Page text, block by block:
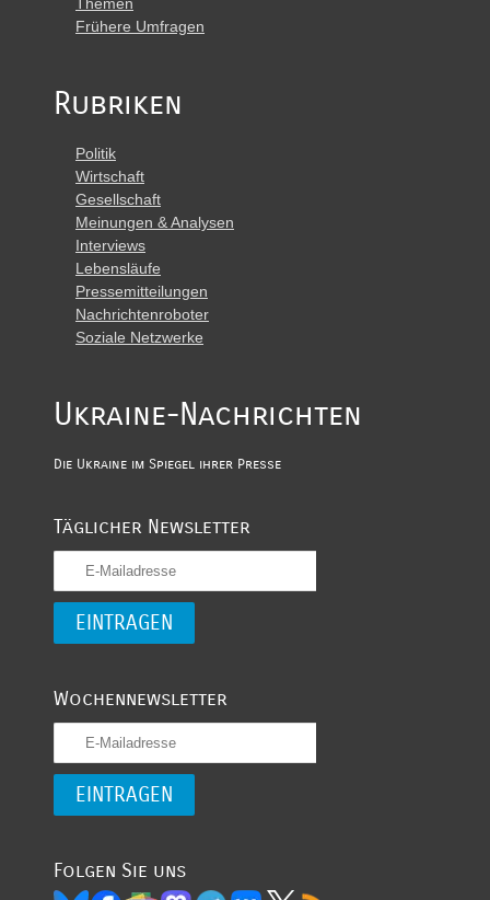
Frühere Umfragen
Rubriken
Politik
Wirtschaft
Gesellschaft
Meinungen & Analysen
Interviews
Lebensläufe
Pressemitteilungen
Nachrichtenroboter
Soziale Netzwerke
Ukraine-Nachrichten
Die Ukraine im Spiegel ihrer Presse
Täglicher Newsletter
Wochennewsletter
Folgen Sie uns